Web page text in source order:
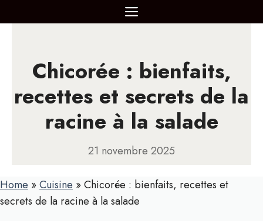
au
MENU
Chicorée : bienfaits,
recettes et secrets de la
racine à la salade
21 novembre 2025
Home »Cuisine »Chicorée : bienfaits, recettes et
secrets de la racine à la salade